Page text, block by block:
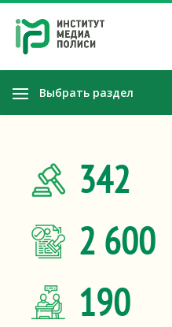
Выбрать раздел
342
2 600
190